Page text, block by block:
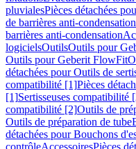
pluvialesPièces détachées
de barrières anti-condensation
barrières anti-condensation
logicielsOutilsOutils pour
Outils pour Geberit FlowFit
détachées pour Outils de
compatibilité [1]Pièces
[1]Sertisseuses compatibilité
compatibilité [2]Outils de
Outils de préparation de tube
détachées pour Bouchons
contrôleAccessoiresPièces